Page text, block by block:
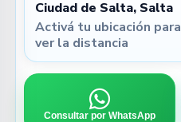
Ciudad de Salta, Salta
Activá tu ubicación para
ver la distancia
Consultar por WhatsApp